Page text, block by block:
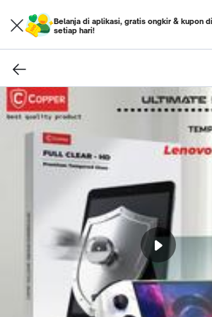
Belanja di aplikasi, gratis ongkir & kupon
setiap hari!